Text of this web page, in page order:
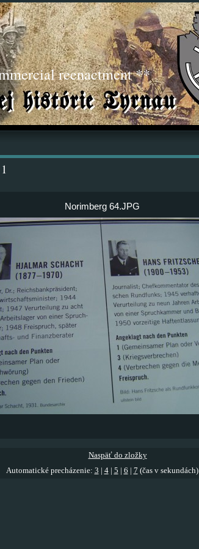
reenactment **
Norimberg 64.JPG
Naspäť do zložky
Automatické precházenie: 3 4| 5 6 7 (čas v sekundách)